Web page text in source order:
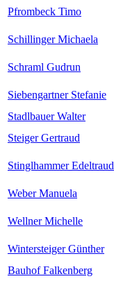
Pfrombeck Timo
Schillinger Michaela
Schraml Gudrun
Siebengartner Stefanie
Stadlbauer Walter
Steiger Gertraud
Stinglhammer Edeltraud
Weber Manuela
Wellner Michelle
Wintersteiger Günther
Bauhof Falkenberg